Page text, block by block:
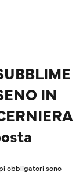
IN
obbligatori sono